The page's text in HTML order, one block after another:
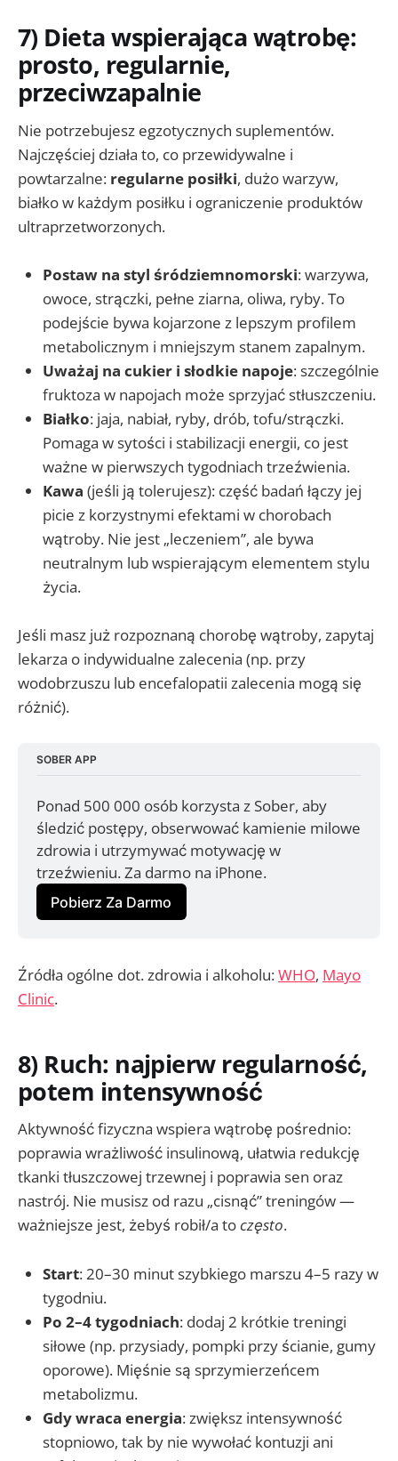
7) Dieta wspierająca wątrobę:
prosto, regularnie,
przeciwzapalnie
Nie potrzebujesz egzotycznych suplementów.
Najczęściej działa to, co przewidywalne i
powtarzalne: regularne posiłki, dużo warzyw,
białko w każdym posiłku i ograniczenie produktów
ultraprzetworzonych.
Postaw na styl śródziemnomorski: warzywa,
owoce, strączki, pełne ziarna, oliwa, ryby. To
podejście bywa kojarzone z lepszym profilem
metabolicznym i mniejszym stanem zapalnym.
Uważaj na cukier i słodkie napoje: szczególnie
fruktoza w napojach może sprzyjać stłuszczeniu.
Białko: jaja, nabiał, ryby, drób, tofu/strączki.
Pomaga w sytości i stabilizacji energii, co jest
ważne w pierwszych tygodniach trzeźwienia.
Kawa (jeśli ją tolerujesz): część badań łączy jej
picie z korzystnymi efektami w chorobach
wątroby. Nie jest „leczeniem”, ale bywa
neutralnym lub wspierającym elementem stylu
życia.
Jeśli masz już rozpoznaną chorobę wątroby, zapytaj
lekarza o indywidualne zalecenia (np. przy
wodobrzuszu lub encefalopatii zalecenia mogą się
różnić).
SOBER APP
Ponad 500 000 osób korzysta z Sober, aby
śledzić postępy, obserwować kamienie milowe
zdrowia i utrzymywać motywację w
trzeźwieniu. Za darmo na iPhone.
Pobierz Za Darmo
Źródła ogólne dot. zdrowia i alkoholu:WHO, Mayo
Clinic.
8) Ruch: najpierw regularność,
potem intensywność
Aktywność fizyczna wspiera wątrobę pośrednio:
poprawia wrażliwość insulinową, ułatwia redukcję
tkanki tłuszczowej trzewnej i poprawia sen oraz
nastrój. Nie musisz od razu „cisnąć” treningów —
ważniejsze jest, żebyś robił/a toczęsto.
Start: 20–30 minut szybkiego marszu 4–5 razy w
tygodniu.
Po 2–4 tygodniach: dodaj 2 krótkie treningi
siłowe (np. przysiady, pompki przy ścianie, gumy
oporowe). Mięśnie są sprzymierzeńcem
metabolizmu.
Gdy wraca energia: zwiększ intensywność
stopniowo, tak by nie wywołać kontuzji ani